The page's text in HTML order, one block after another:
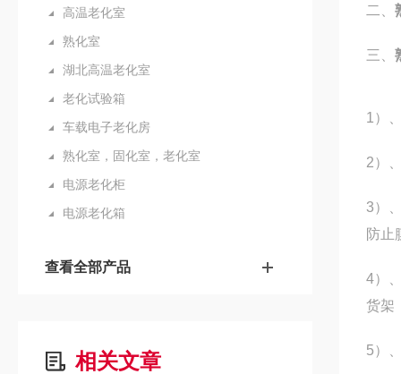
高温老化室
熟化室
湖北高温老化室
老化试验箱
车载电子老化房
熟化室，固化室，老化室
电源老化柜
电源老化箱
查看全部产品
相关文章
二、
三、
1 ）
2）
3）
防止
4）
货架
5）